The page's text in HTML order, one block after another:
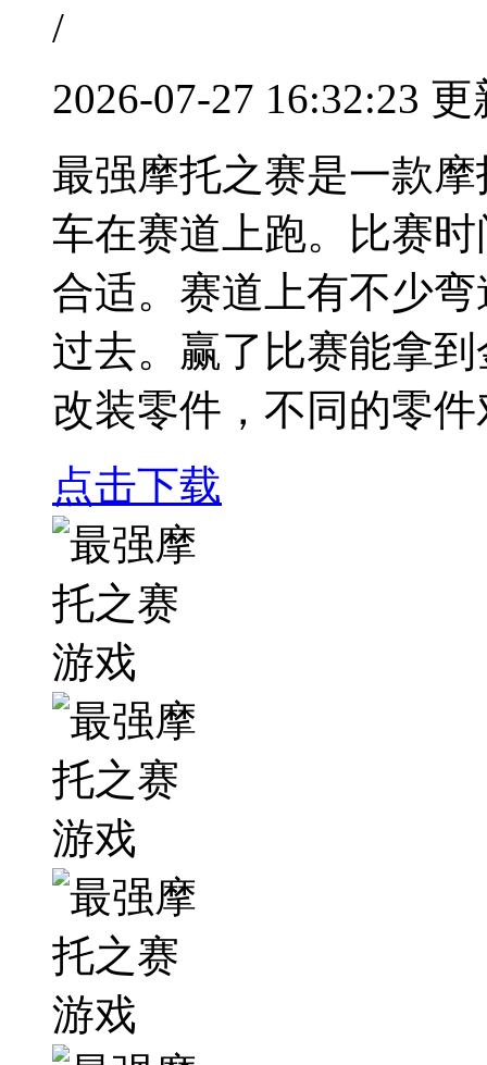
/
2026-07-27 16:32:23 更
最强摩托之赛是一款
车在赛道上跑。比赛
合适。赛道上有不少
过去。赢了比赛能拿
改装零件，不同的零
点击下载